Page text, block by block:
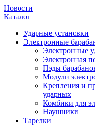
Новости
Каталог
Ударные установки
Электронные
Электронные
Электронная
Пэды
Модули
Крепления и
ударных
Комбики для
Наушники
Тарелки